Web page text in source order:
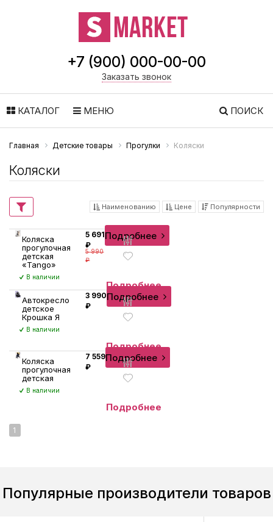
+7 (900) 000-00-00
Заказать звонок
КАТАЛОГ МЕНЮ ПОИСК
Главная Детские товары Прогулки Коляски
Коляски
Наименованию Цене Популярности
Коляска
прогулочная
детская
«Tango»
В наличии
5 691
₽
5 990
₽
Подробнее
Подробнее
Автокресло
детское
Крошка Я
В наличии
3 990
₽
Подробнее
Подробнее
Коляска
прогулочная
детская
В наличии
7 559
₽
Подробнее
Подробнее
1
Популярные производители товаров